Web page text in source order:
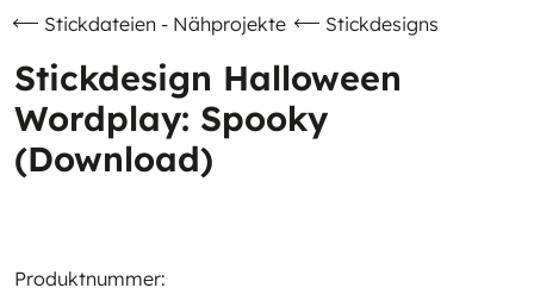
Stickdateien - Nähprojekte Stickdesigns
Stickdesign Halloween
Wordplay: Spooky
(Download)
Produktnummer: